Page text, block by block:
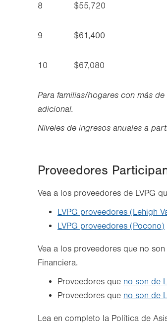
8 $55,720
9 $61,400
10 $67,080
Para familias/hogares con más
adicional.
Niveles de ingresos anuales a
Proveedores
Vea a los proveedores de LVPG
LVPG proveedores (Lehigh
LVPG proveedores (Pocono)
Vea a los proveedores que no
Financiera.
Proveedores que no son de
Proveedores que no son de
Lea en completo la Política de